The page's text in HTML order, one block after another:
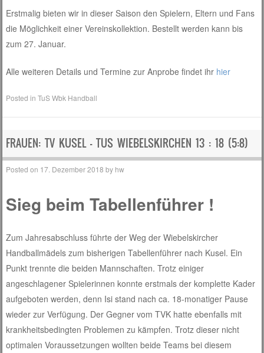
Erstmalig bieten wir in dieser Saison den Spielern, Eltern und Fans
die Möglichkeit einer Vereinskollektion. Bestellt werden kann bis
zum 27. Januar.
Alle weiteren Details und Termine zur Anprobe findet ihr hier
Posted inTuS Wbk Handball
FRAUEN: TV KUSEL – TUS WIEBELSKIRCHEN 13 : 18 (5:8)
Posted on 17. Dezember 2018 by hw
Sieg beim Tabellenführer !
Zum Jahresabschluss führte der Weg der Wiebelskircher
Handballmädels zum bisherigen Tabellenführer nach Kusel. Ein
Punkt trennte die beiden Mannschaften. Trotz einiger
angeschlagener Spielerinnen konnte erstmals der komplette Kader
aufgeboten werden, denn Isi stand nach ca. 18-monatiger Pause
wieder zur Verfügung. Der Gegner vom TVK hatte ebenfalls mit
krankheitsbedingten Problemen zu kämpfen. Trotz dieser nicht
optimalen Voraussetzungen wollten beide Teams bei diesem